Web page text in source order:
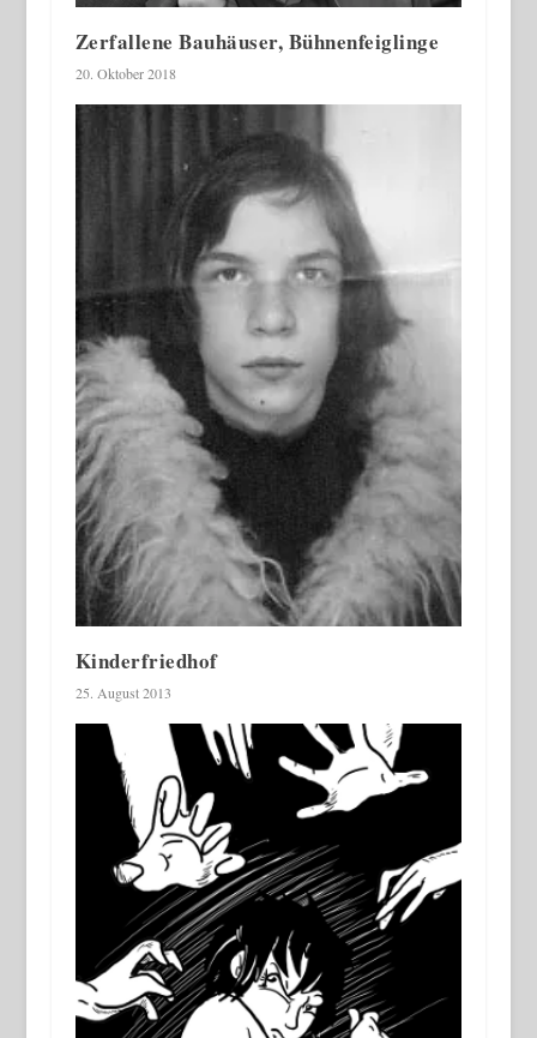
Zerfallene Bauhäuser, Bühnenfeiglinge
20. Oktober 2018
Kinderfriedhof
25. August 2013